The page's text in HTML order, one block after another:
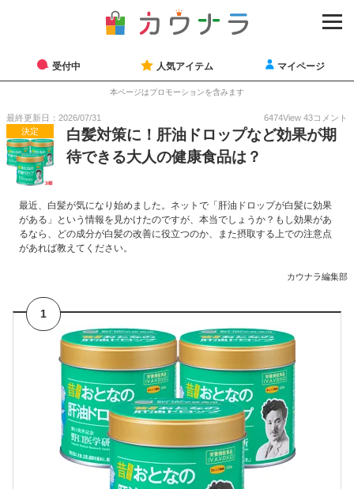
受付中 人気アイテム マイページ
本ページはプロモーションを含みます
最終更新日：2026/07/31 6474View 43コメント
決定
白髪対策に！肝油ドロップなど効果が期
待できる大人の健康食品は？
最近、白髪が気になり始めました。ネットで「肝油ドロップが白髪に効果
がある」という情報を見かけたのですが、本当でしょうか？もし効果があ
るなら、どの成分が白髪の改善に役立つのか、また摂取する上での注意点
があれば教えてください。
カウナラ編集部
1